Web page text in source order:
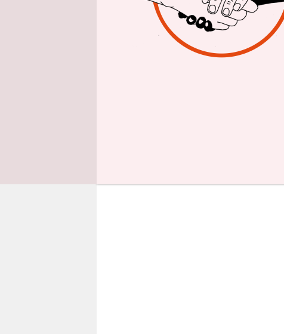
entgleisen
dies ein
dieses
führen.
darüber